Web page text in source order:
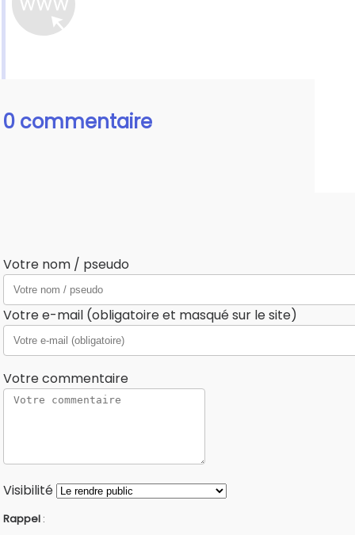
0 commentaire
Votre nom / pseudo
Votre e-mail (obligatoire et masqué sur le site)
Votre commentaire
Visibilité
Rappel :